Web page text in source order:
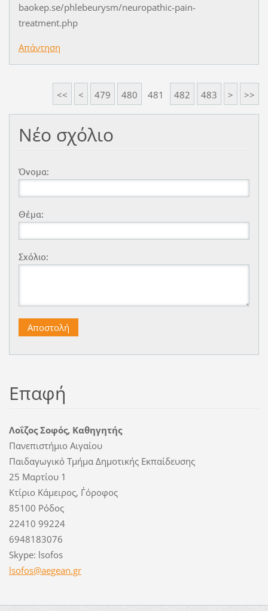
baokep.se/phlebeurysm/neuropathic-pain-
treatment.php
Απάντηση
<< < 479 480 481 482 483 > >>
Νέο σχόλιο
Όνομα:
Θέμα:
Σχόλιο:
Επαφή
Λοΐζος Σοφός, Καθηγητής
Πανεπιστήμιο Αιγαίου
Παιδαγωγικό Τμήμα Δημοτικής Εκπαίδευσης
25 Μαρτίου 1
Κτίριο Κάμειρος, Γ΄όροφος
85100 Ρόδος
22410 99224
6948183076
Skype: lsofos
lsofos@aegean.gr